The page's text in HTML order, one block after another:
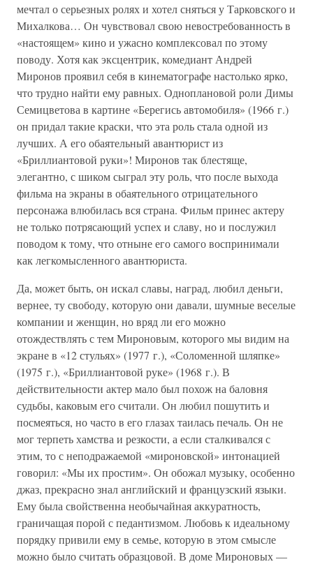
мечтал о серьезных ролях и хотел сняться у Тарковского и
Михалкова… Он чувствовал свою невостребованность в
«настоящем» кино и ужасно комплексовал по этому
поводу. Хотя как эксцентрик, комедиант Андрей
Миронов проявил себя в кинематографе настолько ярко,
что трудно найти ему равных. Одноплановой роли Димы
Семицветова в картине «Берегись автомобиля» (1966 г.)
он придал такие краски, что эта роль стала одной из
лучших. А его обаятельный авантюрист из
«Бриллиантовой руки»! Миронов так блестяще,
элегантно, с шиком сыграл эту роль, что после выхода
фильма на экраны в обаятельного отрицательного
персонажа влюбилась вся страна. Фильм принес актеру
не только потрясающий успех и славу, но и послужил
поводом к тому, что отныне его самого воспринимали
как легкомысленного авантюриста.
Да, может быть, он искал славы, наград, любил деньги,
вернее, ту свободу, которую они давали, шумные веселые
компании и женщин, но вряд ли его можно
отождествлять с тем Мироновым, которого мы видим на
экране в «12 стульях» (1977 г.), «Соломенной шляпке»
(1975 г.), «Бриллиантовой руке» (1968 г.). В
действительности актер мало был похож на баловня
судьбы, каковым его считали. Он любил пошутить и
посмеяться, но часто в его глазах таилась печаль. Он не
мог терпеть хамства и резкости, а если сталкивался с
этим, то с неподражаемой «мироновской» интонацией
говорил: «Мы их простим». Он обожал музыку, особенно
джаз, прекрасно знал английский и французский языки.
Ему была свойственна необычайная аккуратность,
граничащая порой с педантизмом. Любовь к идеальному
порядку привили ему в семье, которую в этом смысле
можно было считать образцовой. В доме Мироновых —